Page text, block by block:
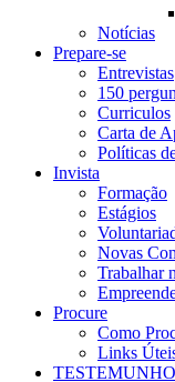
Notícias
Prepare-se
Entrevistas
150
Curriculos
Carta de
Políticas
Invista
Formação
Estágios
Novas
Trabalhar
Procure
Como
Links